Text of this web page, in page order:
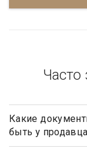
Часто
Какие
быть у
Документами,